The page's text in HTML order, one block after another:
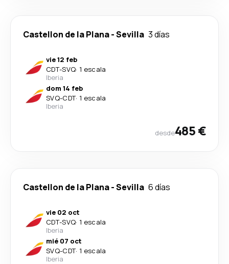
Castellon de la Plana-Sevilla 3 días
vie 12 feb
CDT-SVQ· 1 escala
Iberia
dom 14 feb
SVQ-CDT· 1 escala
Iberia
desde485 €
Castellon de la Plana-Sevilla 6 días
vie 02 oct
CDT-SVQ· 1 escala
Iberia
mié 07 oct
SVQ-CDT· 1 escala
Iberia